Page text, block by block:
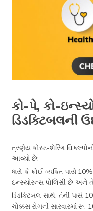
કો-પે, કો-
ડિડક્ટિબલની
ત્રણેય કોસ્ટ-શેરિંગ
આવ્યો છે:
ધારો કે કોઈ વ્યક્તિ પાસે
ઇન્સ્યોરન્સ પોલિસી છે અને
ડિડક્ટિબલ સાથે, તેની પાસે
ચોક્કસ રોગની સારવારમાં